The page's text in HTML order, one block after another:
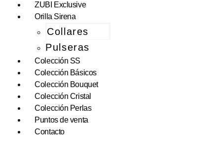
ZUBI Exclusive
Orilla Sirena
Collares
Pulseras
Colección SS
Colección Básicos
Colección Bouquet
Colección Cristal
Colección Perlas
Puntos de venta
Contacto